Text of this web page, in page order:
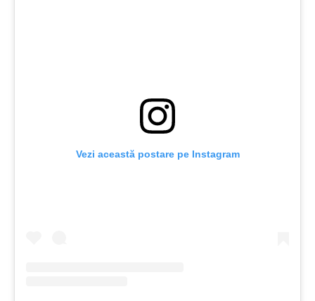
Vezi această postare pe Instagram